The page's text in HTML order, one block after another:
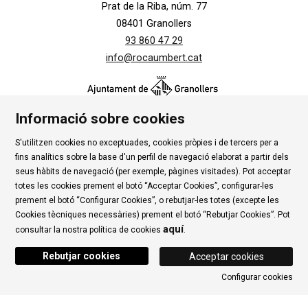
Prat de la Riba, núm. 77
08401 Granollers
93 860 47 29
info@rocaumbert.cat
Contacte | Instància Genèrica | Alta Tercers
|
Ús de Cookies
| Política de privadesa | Avís Legal
|
Condicions d'ús Roca Umbert
Link a rssLink a instagramLink a youtubeLink a twitter
Link
Informació sobre cookies
S'utilitzen cookies no exceptuades, cookies pròpies i de tercers per a
fins analítics sobre la base d'un perfil de navegació elaborat a partir dels
seus hàbits de navegació (per exemple, pàgines visitades). Pot acceptar
totes les cookies prement el botó “Acceptar Cookies”, configurar-les
prement el botó “Configurar Cookies”, o rebutjar-les totes (excepte les
Cookies tècniques necessàries) prement el botó “Rebutjar Cookies”. Pot
consultar la nostra política de cookies aquí.
Acceptar cookies
Rebutjar cookies
Configurar cookies